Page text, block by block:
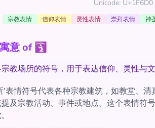
Unicode: U+1F6D0
宗教表情 信仰表情 灵性表情 崇拜表情 神
意 of 🛐
教场所的符号，用于表达信仰、灵性与文
'表情符号代表各种宗教建筑，如教堂、
及宗教活动、事件或地点。这个表情符